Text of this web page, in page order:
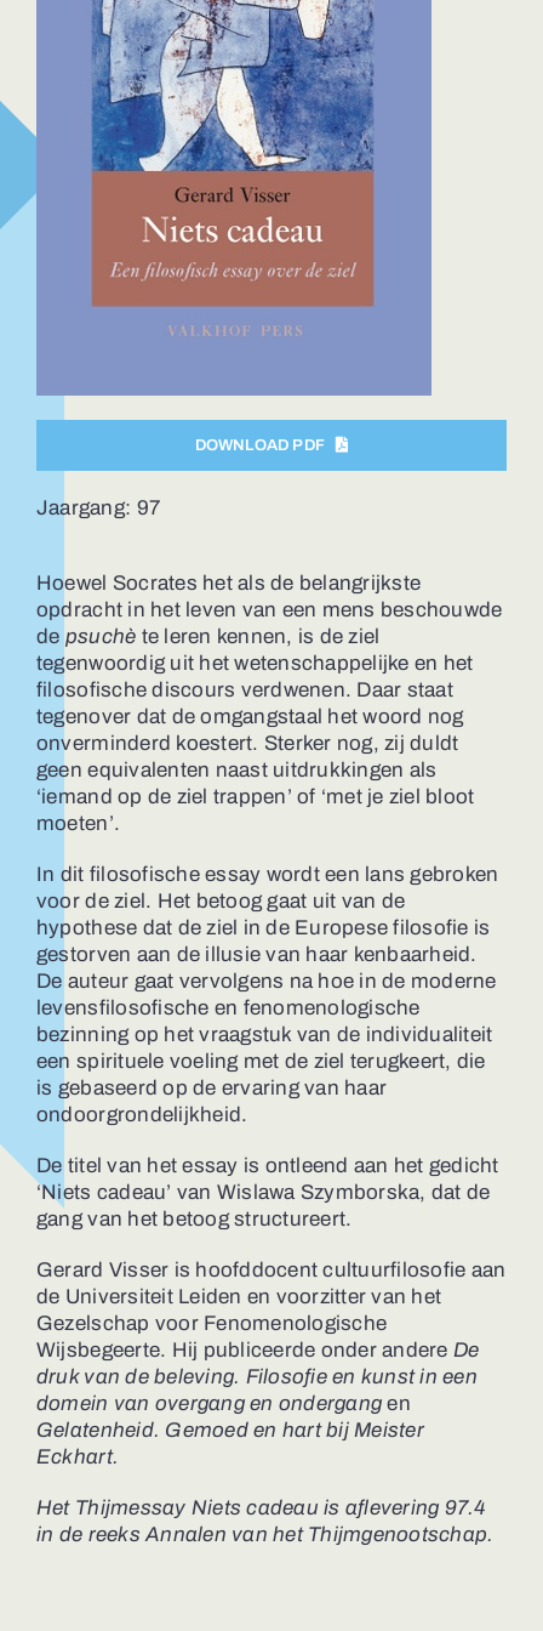
DOWNLOAD PDF
Jaargang: 97
Hoewel Socrates het als de belangrijkste
opdracht in het leven van een mens beschouwde
de psuchè te leren kennen, is de ziel
tegenwoordig uit het wetenschappelijke en het
filosofische discours verdwenen. Daar staat
tegenover dat de omgangstaal het woord nog
onverminderd koestert. Sterker nog, zij duldt
geen equivalenten naast uitdrukkingen als
‘iemand op de ziel trappen’ of ‘met je ziel bloot
moeten’.
In dit filosofische essay wordt een lans gebroken
voor de ziel. Het betoog gaat uit van de
hypothese dat de ziel in de Europese filosofie is
gestorven aan de illusie van haar kenbaarheid.
De auteur gaat vervolgens na hoe in de moderne
levensfilosofische en fenomenologische
bezinning op het vraagstuk van de individualiteit
een spirituele voeling met de ziel terugkeert, die
is gebaseerd op de ervaring van haar
ondoorgrondelijkheid.
De titel van het essay is ontleend aan het gedicht
‘Niets cadeau’ van Wislawa Szymborska, dat de
gang van het betoog structureert.
Gerard Visser is hoofddocent cultuurfilosofie aan
de Universiteit Leiden en voorzitter van het
Gezelschap voor Fenomenologische
Wijsbegeerte. Hij publiceerde onder andere De
druk van de beleving. Filosofie en kunst in een
domein van overgang en ondergangen
Gelatenheid. Gemoed en hart bij Meister
Eckhart.
Het Thijmessay Niets cadeau is aflevering 97.4
in de reeks Annalen van het Thijmgenootschap.